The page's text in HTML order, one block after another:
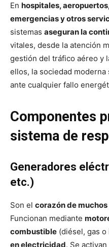
En hospitales,
emergencias y otros
sistemas aseguran la
vitales, desde la atención
gestión del tráfico aéreo y
ellos, la sociedad
ante cualquier fallo
Componentes
sistema de
Generadores
etc.)
Son el corazón de
Funcionan mediante
combustible (diésel, gas
en electricidad. Se